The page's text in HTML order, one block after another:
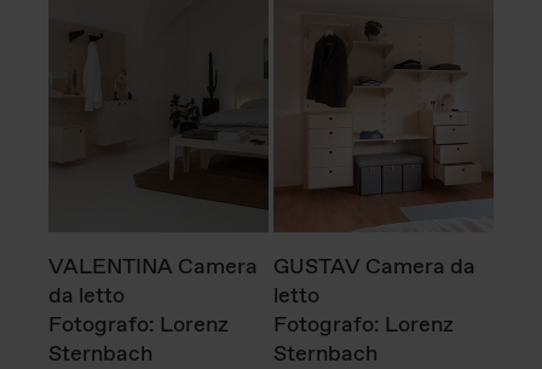
VALENTINA Camera
da letto
Fotografo: Lorenz
Sternbach
GUSTAV Camera da
letto
Fotografo: Lorenz
Sternbach